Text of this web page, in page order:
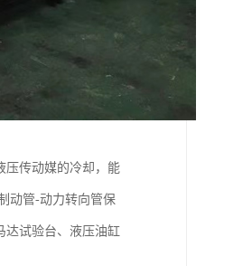
压传动媒的冷却，能
动管-动力转向管保
达试验台、液压油缸